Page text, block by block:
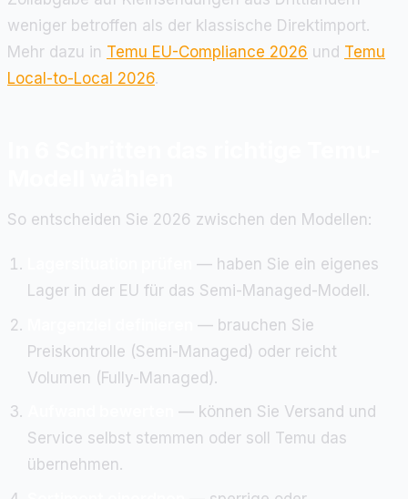
weniger betroffen als der klassische Direktimport.
Mehr dazu in Temu EU-Compliance 2026 und Temu
Local-to-Local 2026.
So entscheiden Sie 2026 zwischen den Modellen:
— haben Sie ein eigenes
Lager in der EU für das Semi-Managed-Modell.
— brauchen Sie
Preiskontrolle (Semi-Managed) oder reicht
Volumen (Fully-Managed).
— können Sie Versand und
Service selbst stemmen oder soll Temu das
übernehmen.